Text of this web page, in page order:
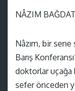
NÂZIM
Nâzım, bir
Barış
doktorlar uçağa
sefer önceden